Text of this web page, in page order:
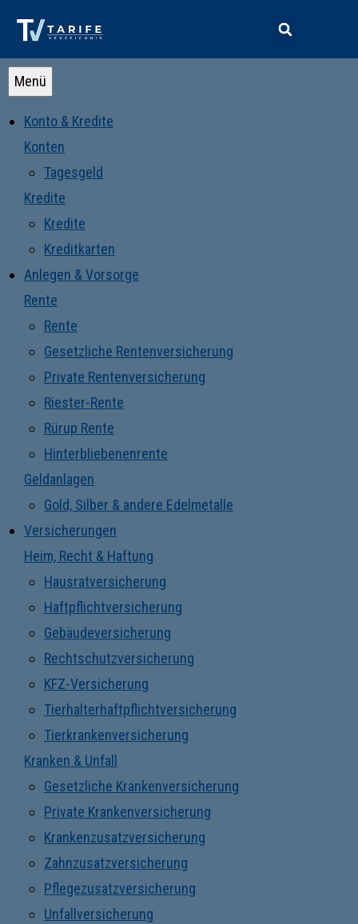
Menü
Konto & Kredite
Konten
Tagesgeld
Kredite
Kredite
Kreditkarten
Anlegen & Vorsorge
Rente
Rente
Gesetzliche Rentenversicherung
Private Rentenversicherung
Riester-Rente
Rürup Rente
Hinterbliebenenrente
Geldanlagen
Gold, Silber & andere Edelmetalle
Versicherungen
Heim, Recht & Haftung
Hausratversicherung
Haftpflichtversicherung
Gebäudeversicherung
Rechtschutzversicherung
KFZ-Versicherung
Tierhalterhaftpflichtversicherung
Tierkrankenversicherung
Kranken & Unfall
Gesetzliche Krankenversicherung
Private Krankenversicherung
Krankenzusatzversicherung
Zahnzusatzversicherung
Pflegezusatzversicherung
Unfallversicherung